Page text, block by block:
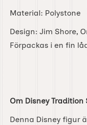
Material: Polystone
Design: Jim Shore,
Förpackas i en fin
Om Disney Tradition
Denna Disney figur